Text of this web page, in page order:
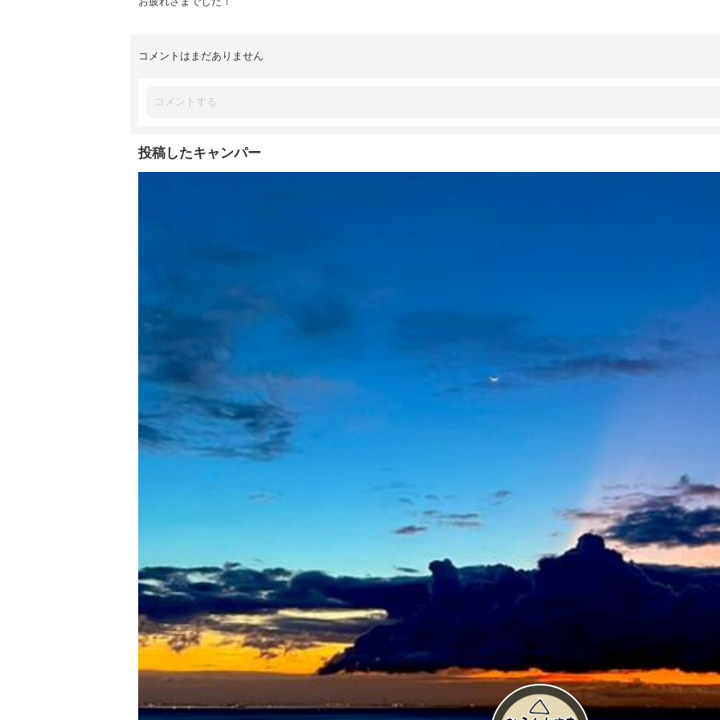
コメントはまだありません
投稿したキャンパー